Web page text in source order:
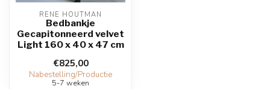
RENE HOUTMAN
Bedbankje
Gecapitonneerd velvet
Light 160 x 40 x 47 cm
€825,00
Nabestelling/Productie
5-7 weken